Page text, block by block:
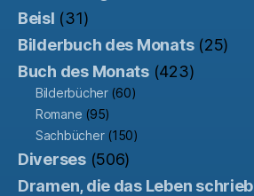
Beisl (31)
Bilderbuch des Monats(25)
Buch des Monats(423)
Bilderbücher(60)
Romane (95)
Sachbücher(150)
Diverses(506)
Dramen, die das Leben schrieb